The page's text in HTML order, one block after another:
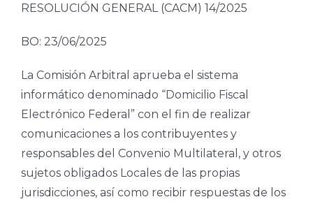
RESOLUCIÓN GENERAL (CACM) 14/2025
BO: 23/06/2025
La Comisión Arbitral aprueba el sistema
informático denominado “Domicilio Fiscal
Electrónico Federal” con el fin de realizar
comunicaciones a los contribuyentes y
responsables del Convenio Multilateral, y otros
sujetos obligados Locales de las propias
jurisdicciones, así como recibir respuestas de los